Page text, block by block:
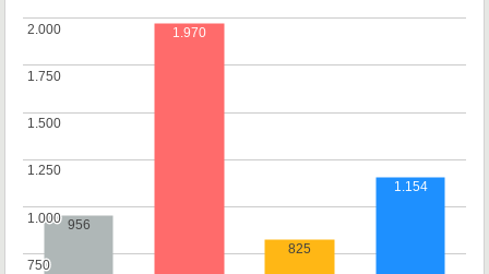
750
750
1.000
1.000
1.250
1.250
1.500
1.500
1.750
1.750
2.000
2.000
956
1.970
825
1.154